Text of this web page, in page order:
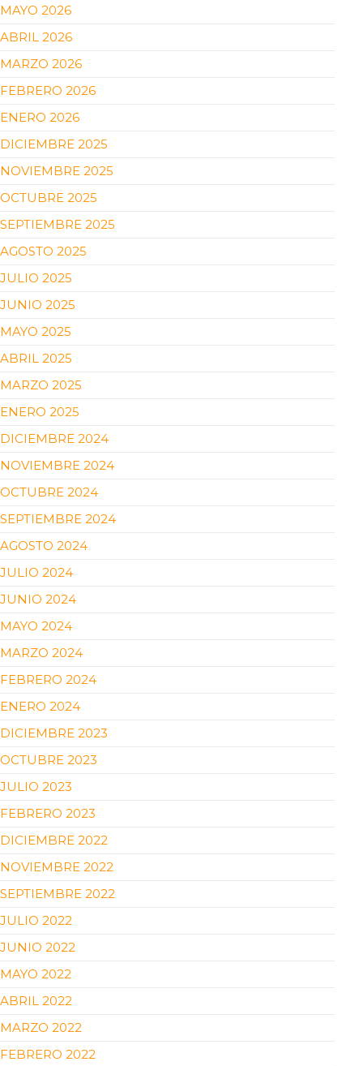
MAYO 2026
ABRIL 2026
MARZO 2026
FEBRERO 2026
ENERO 2026
DICIEMBRE 2025
NOVIEMBRE 2025
OCTUBRE 2025
SEPTIEMBRE 2025
AGOSTO 2025
JULIO 2025
JUNIO 2025
MAYO 2025
ABRIL 2025
MARZO 2025
ENERO 2025
DICIEMBRE 2024
NOVIEMBRE 2024
OCTUBRE 2024
SEPTIEMBRE 2024
AGOSTO 2024
JULIO 2024
JUNIO 2024
MAYO 2024
MARZO 2024
FEBRERO 2024
ENERO 2024
DICIEMBRE 2023
OCTUBRE 2023
JULIO 2023
FEBRERO 2023
DICIEMBRE 2022
NOVIEMBRE 2022
SEPTIEMBRE 2022
JULIO 2022
JUNIO 2022
MAYO 2022
ABRIL 2022
MARZO 2022
FEBRERO 2022